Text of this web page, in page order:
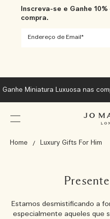
Inscreva-se e Ganhe
compra.
Ganhe Miniatura Luxuosa nas
Home
Luxury Gifts For Him
Estamos desmistificando a
especialmente aqueles que